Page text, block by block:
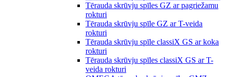
Tērauda skrūvju spīles GZ ar pagriežamu
rokturi
Tērauda skrūvju spīle GZ ar T-veida
rokturi
Tērauda skrūvju spīle classiX GS ar koka
rokturi
Tērauda skrūvju spīles classiX GS ar T-
veida rokturi